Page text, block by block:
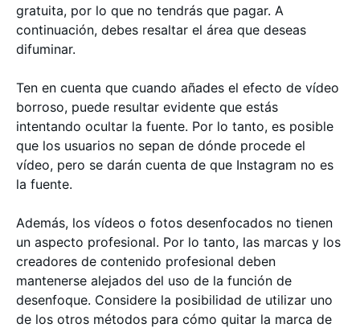
gratuita, por lo que no tendrás que pagar. A
continuación, debes resaltar el área que deseas
difuminar.
Ten en cuenta que cuando añades el efecto de vídeo
borroso, puede resultar evidente que estás
intentando ocultar la fuente. Por lo tanto, es posible
que los usuarios no sepan de dónde procede el
vídeo, pero se darán cuenta de que Instagram no es
la fuente.
Además, los vídeos o fotos desenfocados no tienen
un aspecto profesional. Por lo tanto, las marcas y los
creadores de contenido profesional deben
mantenerse alejados del uso de la función de
desenfoque. Considere la posibilidad de utilizar uno
de los otros métodos para cómo quitar la marca de